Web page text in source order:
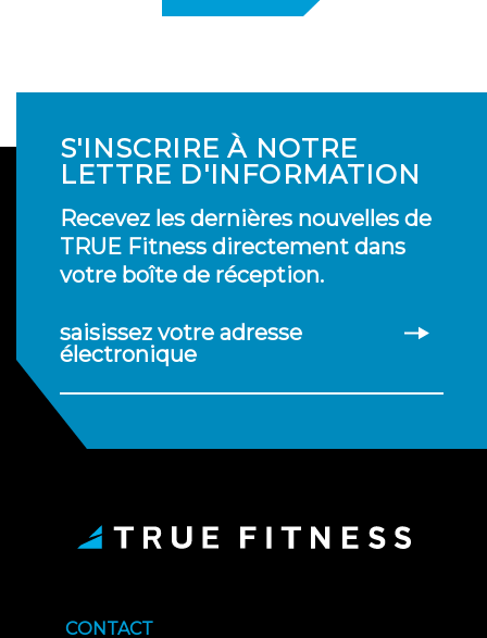
S'INSCRIRE À NOTRE
LETTRE D'INFORMATION
Recevez les dernières nouvelles de
TRUE Fitness directement dans
votre boîte de réception.
saisissez votre adresse
électronique
CONTACT